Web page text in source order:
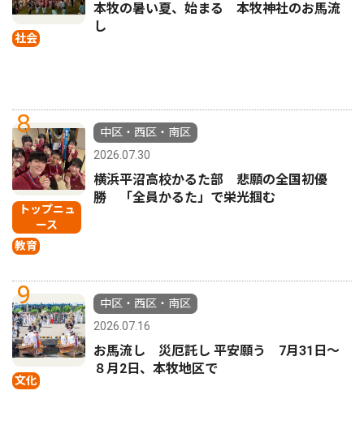
社会
本牧の暑い夏、始まる 本牧神社のお馬流
し
8
トップニュ
ース
教育
中区・西区・南区
2026.07.30
横浜平沼高校かるた部 悲願の全国初優
勝 「全員かるた」で栄光掴む
9
文化
中区・西区・南区
2026.07.16
お馬流し 災厄託し 平安願う 7月31日〜
８月2日、本牧地区で